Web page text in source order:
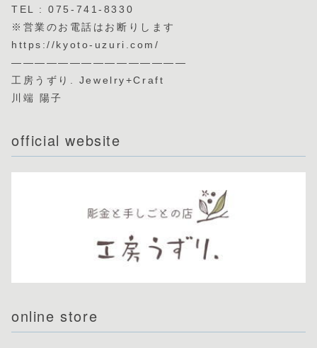
TEL : 075-741-8330
※営業のお電話はお断りします
https://kyoto-uzuri.com/
———————————————
工房うずり. Jewelry+Craft
川端 陽子
official website
online store